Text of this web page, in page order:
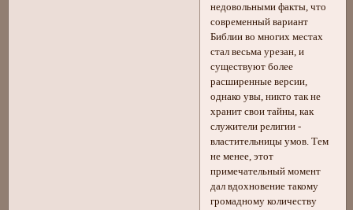
недовольными факты, что
современный вариант
Библии во многих местах
стал весьма урезан, и
существуют более
расширенные версии,
однако увы, никто так не
хранит свои тайны, как
служители религии -
властительницы умов. Тем
не менее, этот
примечательный момент
дал вдохновение такому
громадному количеству